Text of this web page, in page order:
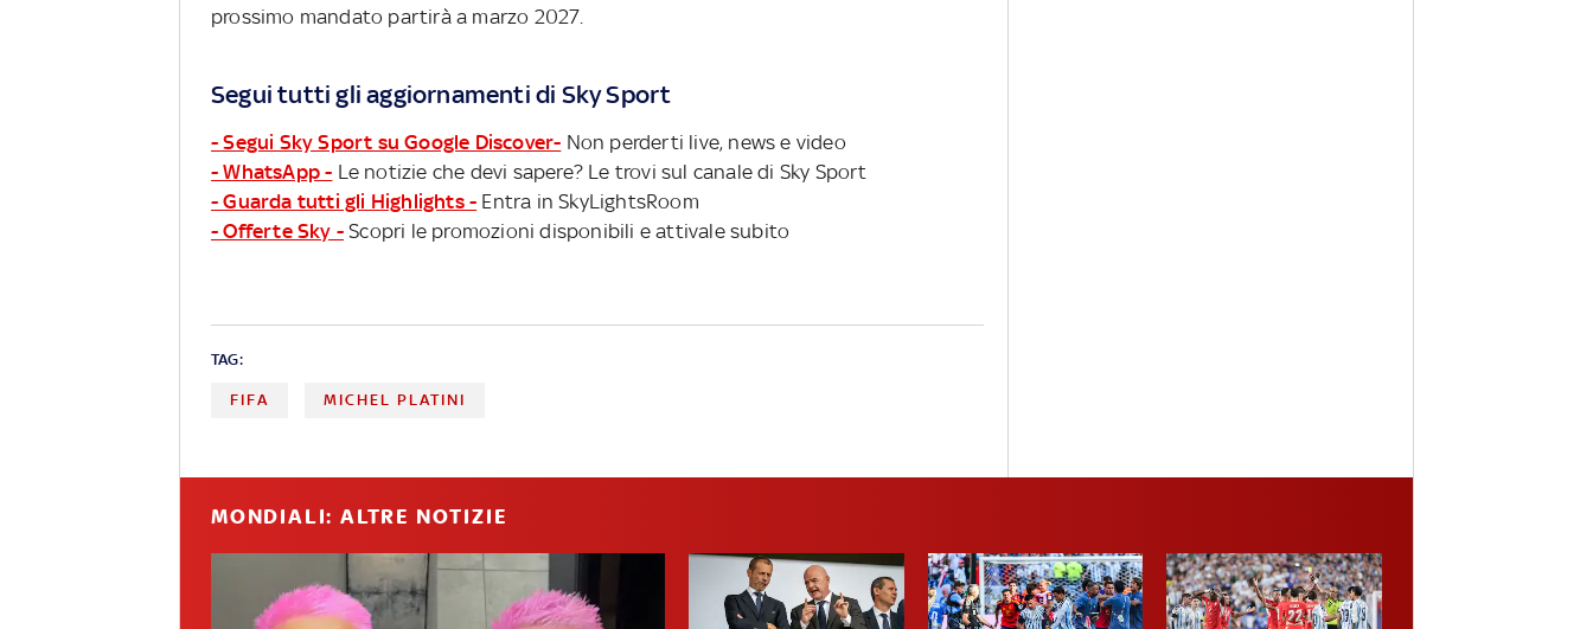
prossimo mandato partirà a marzo 2027.
Segui tutti gli aggiornamenti di Sky Sport
- Segui Sky Sport su Google Discover- Non perderti live, news e video
- WhatsApp - Le notizie che devi sapere? Le trovi sul canale di Sky Sport
- Guarda tutti gli Highlights - Entra in SkyLightsRoom
- Offerte Sky - Scopri le promozioni disponibili e attivale subito
TAG:
FIFA MICHEL PLATINI
MONDIALI: ALTRE NOTIZIE